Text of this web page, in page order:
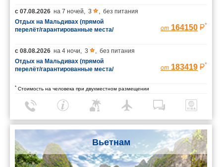
с 07.08.2026 на 7 ночей 3
без питания
Отдых на Мальдивах (прямой
перелёт/гарантированные места/
от 164150 *
с 08.08.2026 на 4 ночи 3
без питания
Отдых на Мальдивах (прямой
перелёт/гарантированные места/
от 183419 *
* Стоимость на человека при двухместном размещении
Вьетнам